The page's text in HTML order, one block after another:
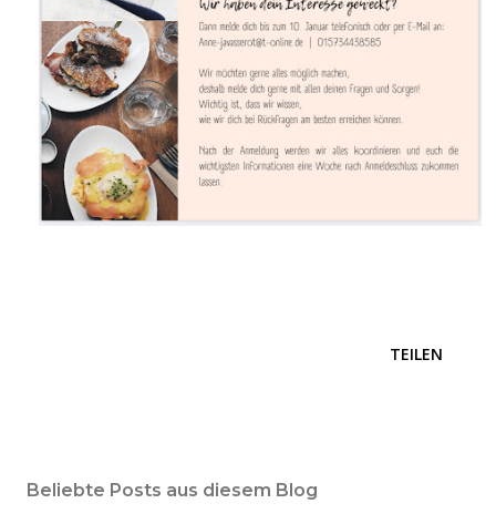
TEILEN
Beliebte Posts aus diesem Blog